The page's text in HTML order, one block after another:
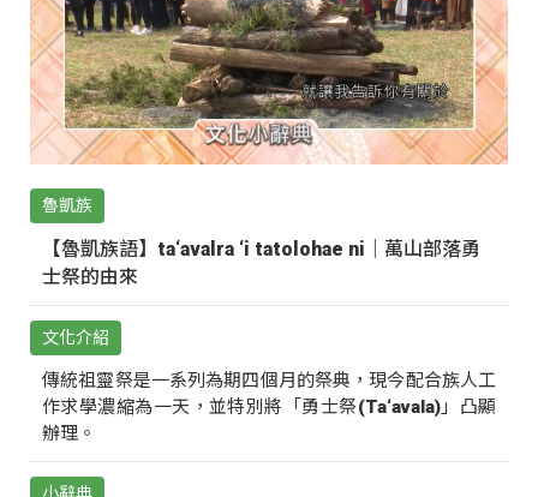
魯凱族
【魯凱族語】ta‘avalra ‘i tatolohae ni｜萬山部落勇
士祭的由來
文化介紹
傳統祖靈祭是一系列為期四個月的祭典，現今配合族人工
作求學濃縮為一天，並特別將「勇士祭(Ta‘avala)」凸顯
辦理。